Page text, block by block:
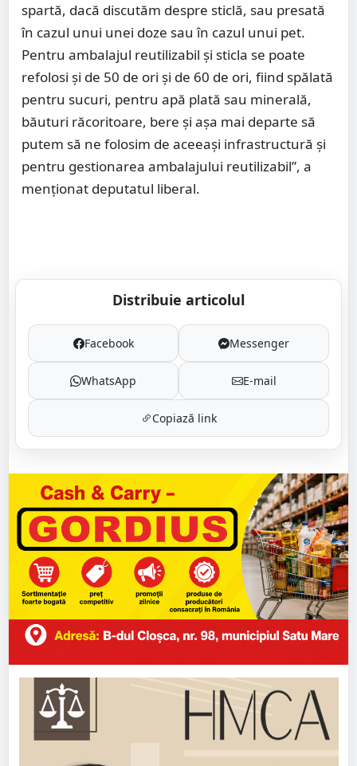
spartă, dacă discutăm despre sticlă, sau presată
în cazul unui unei doze sau în cazul unui pet.
Pentru ambalajul reutilizabil şi sticla se poate
refolosi şi de 50 de ori şi de 60 de ori, fiind spălată
pentru sucuri, pentru apă plată sau minerală,
băuturi răcoritoare, bere şi aşa mai departe să
putem să ne folosim de aceeaşi infrastructură şi
pentru gestionarea ambalajului reutilizabil”, a
menţionat deputatul liberal.
Distribuie articolul
Facebook Messenger
WhatsApp E-mail
Copiază link